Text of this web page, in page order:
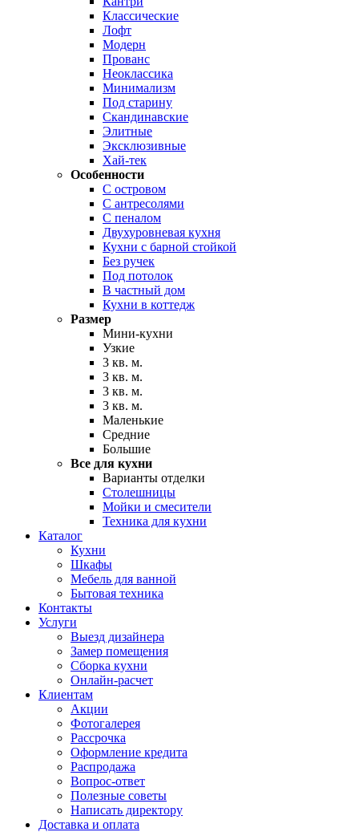
Классические
Лофт
Модерн
Прованс
Неоклассика
Минимализм
Под старину
Скандинавские
Элитные
Эксклюзивные
Хай-тек
Особенности
С островом
С антресолями
С пеналом
Двухуровневая кухня
Кухни с барной стойкой
Без ручек
Под потолок
В частный дом
Кухни в коттедж
Размер
Мини-кухни
Узкие
3 кв. м.
3 кв. м.
3 кв. м.
3 кв. м.
Маленькие
Средние
Большие
Все для кухни
Варианты отделки
Столешницы
Мойки и смесители
Техника для кухни
Каталог
Кухни
Шкафы
Мебель для ванной
Бытовая техника
Контакты
Услуги
Выезд дизайнера
Замер помещения
Сборка кухни
Онлайн-расчет
Клиентам
Акции
Фотогалерея
Рассрочка
Оформление кредита
Распродажа
Вопрос-ответ
Полезные советы
Написать директору
Доставка и оплата